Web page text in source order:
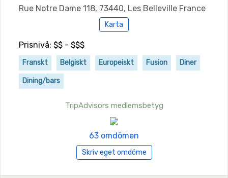
Rue Notre Dame 118, 73440, Les Belleville France
Karta
Prisnivå: $$ - $$$
Franskt Belgiskt Europeiskt Fusion Diner
Dining/bars
TripAdvisors medlemsbetyg
63 omdömen
Skriv eget omdöme